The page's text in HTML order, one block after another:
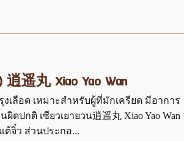
逍遥丸 Xiao Yao Wan
เลือด เหมาะสำหรับผู้ที่มักเครียด มีอาการ
ดปกติ เซียวเยายวน逍遥丸 Xiao Yao Wan
ต้จิ๋ว ส่วนประกอ...